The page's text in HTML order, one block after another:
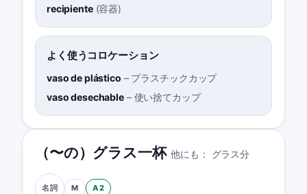
recipiente(容器)
よく使うコロケーション
vaso de plástico – プラスチックカップ
vaso desechable – 使い捨てカップ
（〜の）グラス一杯 他にも： グラス分
名詞 M A2